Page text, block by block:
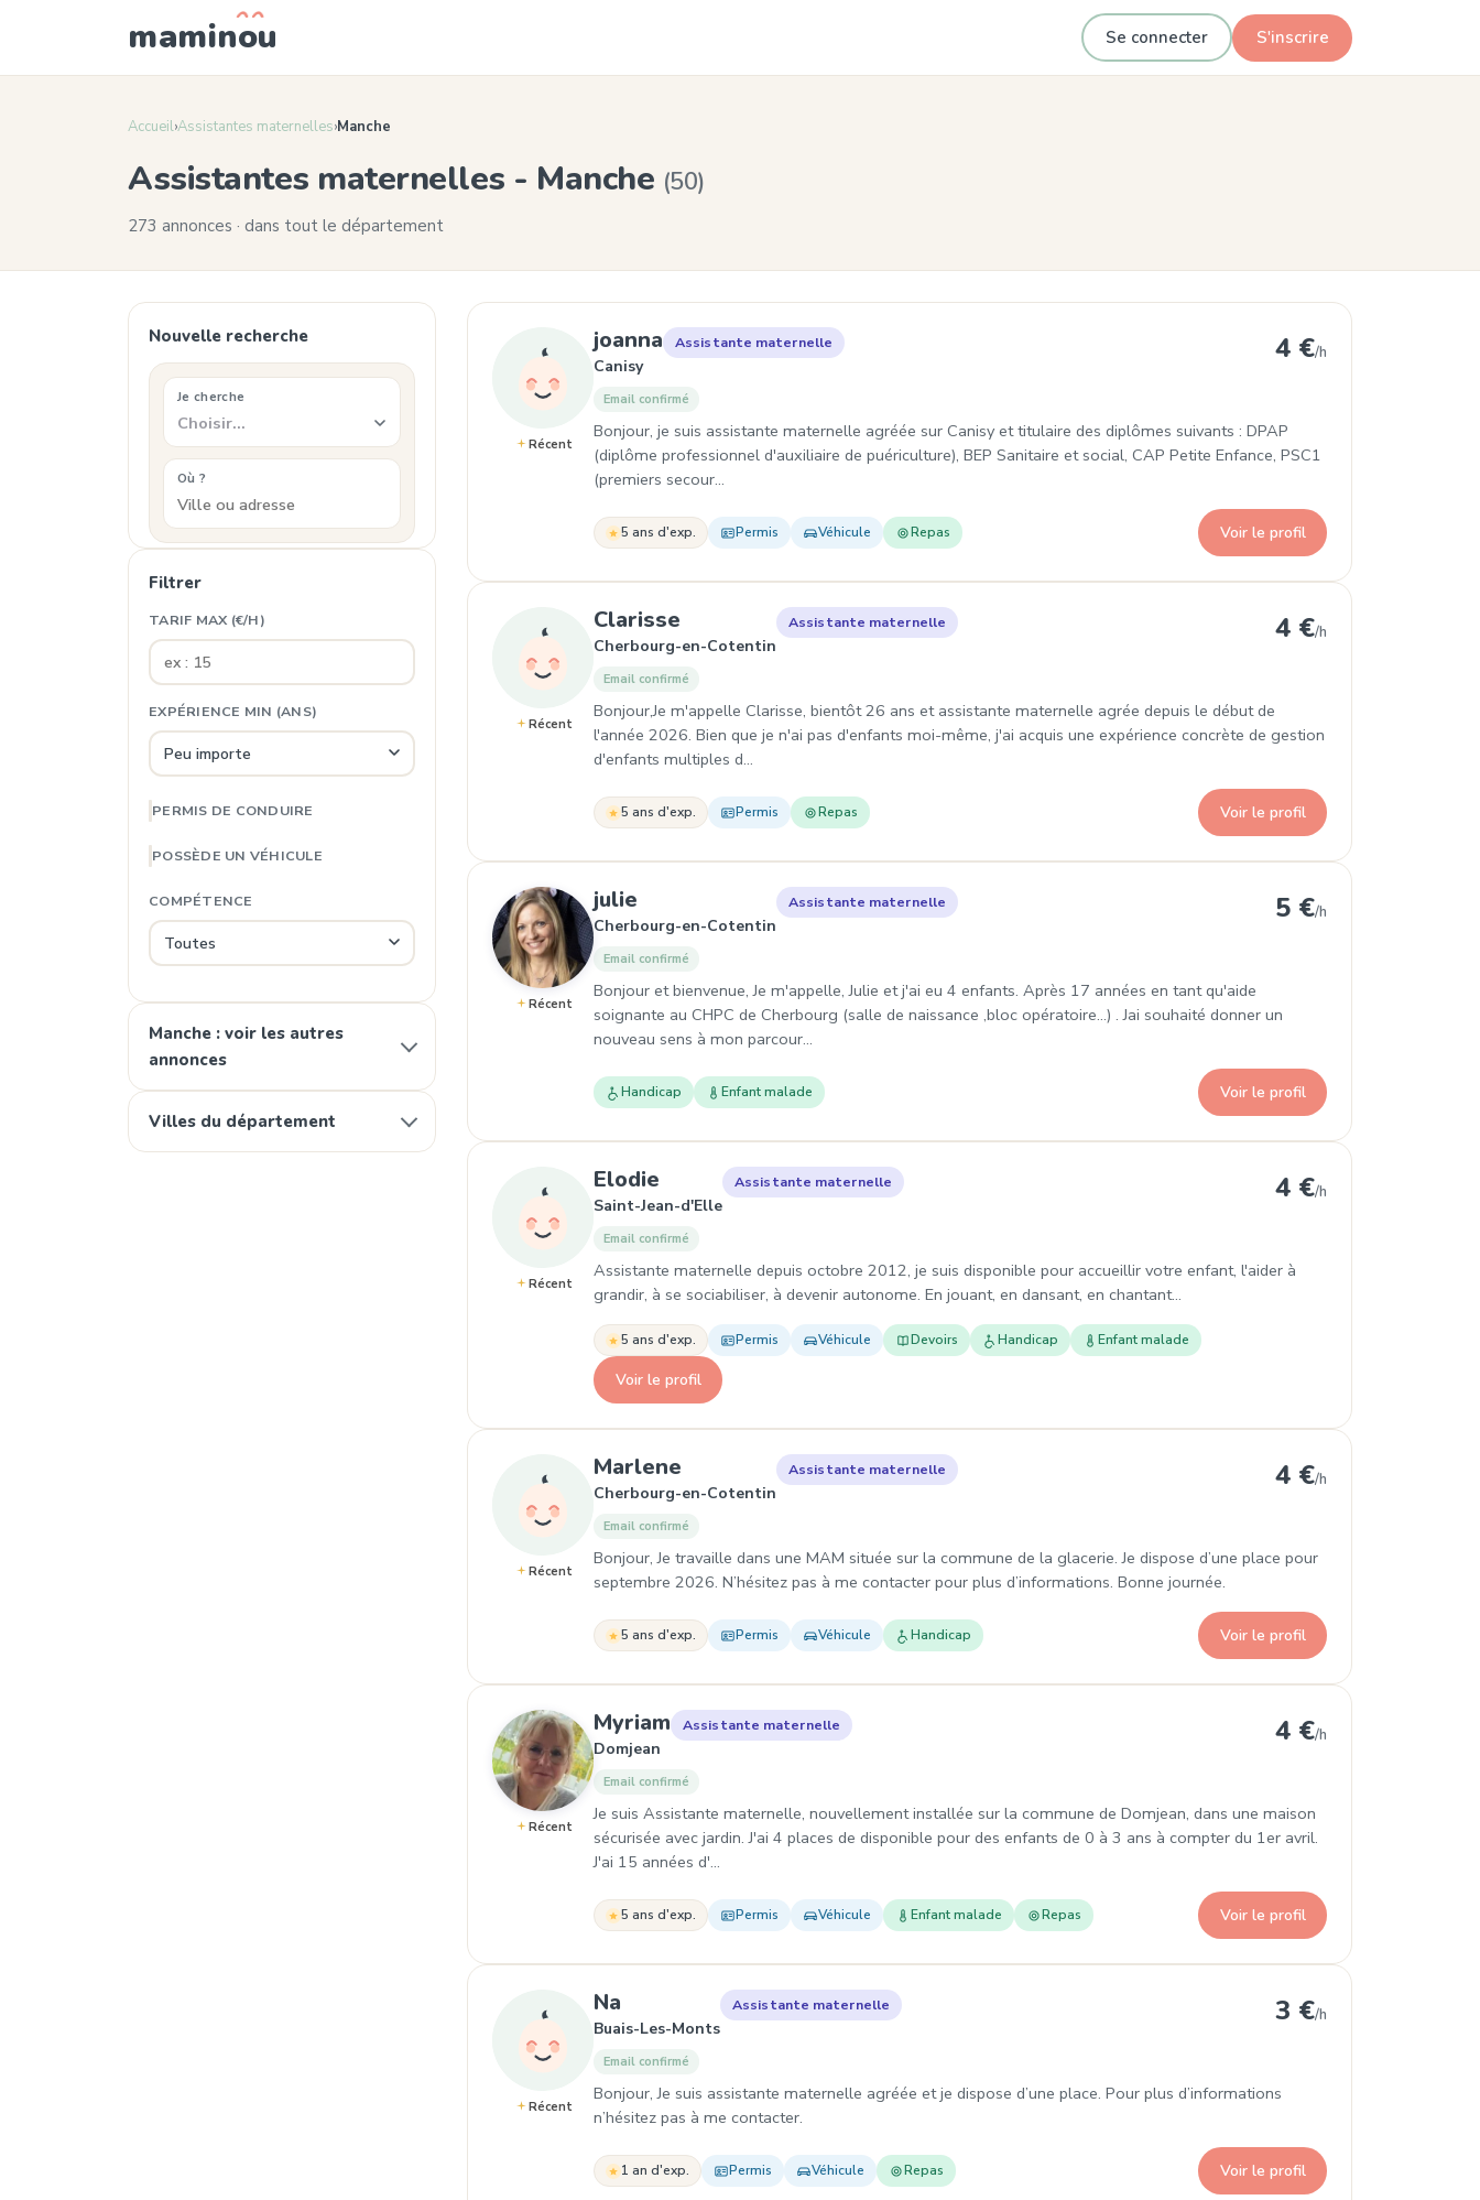
maminou Se connecter S'inscrire
Accueil›Assistantes maternelles›Manche
Assistantes maternelles - Manche (50)
273 annonces · dans tout le département
Nouvelle recherche
Je cherche
Choisir…
Où ?
Filtrer
TARIF MAX (€/H)
EXPÉRIENCE MIN (ANS)
PERMIS DE CONDUIRE
POSSÈDE UN VÉHICULE
COMPÉTENCE
Manche : voir les autres
annonces
Villes du département
Récent
joanna, Assistante maternelle à Canisy
Canisy
Assistante maternelle 4 €/h
Email confirmé
Bonjour, je suis assistante maternelle agréée sur Canisy et titulaire des diplômes suivants : DPAP
(diplôme professionnel d'auxiliaire de puériculture), BEP Sanitaire et social, CAP Petite Enfance, PSC1
(premiers secour…
5 ans d'exp. Permis Véhicule Repas Voir le profil
Récent
Clarisse , Assistante maternelle à Cherbourg-en-Cotentin
Cherbourg-en-Cotentin
Assistante maternelle 4 €/h
Email confirmé
Bonjour,Je m'appelle Clarisse, bientôt 26 ans et assistante maternelle agrée depuis le début de
l'année 2026. Bien que je n'ai pas d'enfants moi-même, j'ai acquis une expérience concrète de gestion
d'enfants multiples d…
5 ans d'exp. Permis Repas Voir le profil
Récent
julie , Assistante maternelle à Cherbourg-en-Cotentin
Cherbourg-en-Cotentin
Assistante maternelle 5 €/h
Email confirmé
Bonjour et bienvenue, Je m'appelle, Julie et j'ai eu 4 enfants. Après 17 années en tant qu'aide
soignante au CHPC de Cherbourg (salle de naissance ,bloc opératoire...) . Jai souhaité donner un
nouveau sens à mon parcour…
Handicap Enfant malade Voir le profil
Récent
Elodie , Assistante maternelle à Saint-Jean-d'Elle
Saint-Jean-d'Elle
Assistante maternelle 4 €/h
Email confirmé
Assistante maternelle depuis octobre 2012, je suis disponible pour accueillir votre enfant, l'aider à
grandir, à se sociabiliser, à devenir autonome. En jouant, en dansant, en chantant...
5 ans d'exp. Permis Véhicule Devoirs Handicap Enfant malade
Voir le profil
Récent
Marlene , Assistante maternelle à Cherbourg-en-Cotentin
Cherbourg-en-Cotentin
Assistante maternelle 4 €/h
Email confirmé
Bonjour, Je travaille dans une MAM située sur la commune de la glacerie. Je dispose d’une place pour
septembre 2026. N’hésitez pas à me contacter pour plus d’informations. Bonne journée.
5 ans d'exp. Permis Véhicule Handicap Voir le profil
Récent
Myriam, Assistante maternelle à Domjean
Domjean
Assistante maternelle 4 €/h
Email confirmé
Je suis Assistante maternelle, nouvellement installée sur la commune de Domjean, dans une maison
sécurisée avec jardin. J'ai 4 places de disponible pour des enfants de 0 à 3 ans à compter du 1er avril.
J'ai 15 années d'…
5 ans d'exp. Permis Véhicule Enfant malade Repas Voir le profil
Récent
Na , Assistante maternelle à Buais-Les-Monts
Buais-Les-Monts
Assistante maternelle 3 €/h
Email confirmé
Bonjour, Je suis assistante maternelle agréée et je dispose d’une place. Pour plus d’informations
n’hésitez pas à me contacter.
1 an d'exp. Permis Véhicule Repas Voir le profil